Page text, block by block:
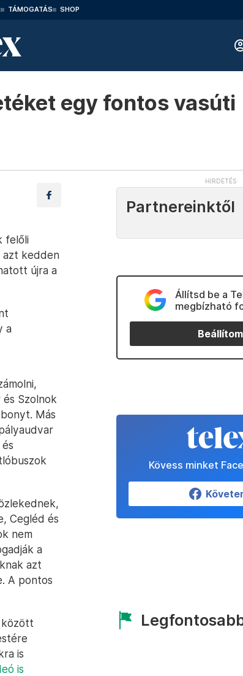
TÁMOGATÁS SHOP
egy fontos vasúti
felőli
azt kedden
újra a
a
Szolnok
Más
Cegléd és
nem
a
azt
A pontos
között
is
is
Partnereinktől
Állítsd be a
megbízható
Beállítom
Kövess minket